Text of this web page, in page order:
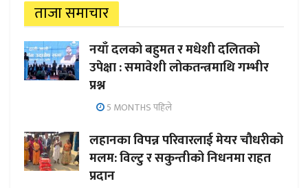
ताजा समाचार
नयाँ दलको बहुमत र मधेशी दलितको
उपेक्षा : समावेशी लोकतन्त्रमाथि गम्भीर
प्रश्न
5 MONTHS पहिले
लहानका विपन्न परिवारलाई मेयर चौधरीको
मलम: विल्टु र सकुन्तीको निधनमा राहत
प्रदान